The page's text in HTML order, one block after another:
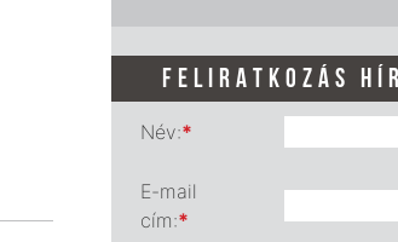
FELIRATKOZÁS
Név:*
E-mail
cím:*